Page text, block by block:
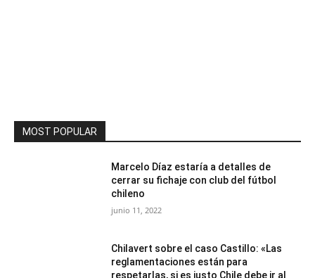
MOST POPULAR
Marcelo Díaz estaría a detalles de
cerrar su fichaje con club del fútbol
chileno
junio 11, 2022
Chilavert sobre el caso Castillo: «Las
reglamentaciones están para
respetarlas, si es justo Chile debe ir al